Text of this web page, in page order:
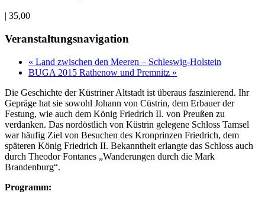
| 35,00
Veranstaltungsnavigation
« Land zwischen den Meeren – Schleswig-Holstein
BUGA 2015 Rathenow und Premnitz »
Die Geschichte der Küstriner Altstadt ist überaus faszinierend. Ihr
Gepräge hat sie sowohl Johann von Cüstrin, dem Erbauer der
Festung, wie auch dem König Friedrich II. von Preußen zu
verdanken. Das nordöstlich von Küstrin gelegene Schloss Tamsel
war häufig Ziel von Besuchen des Kronprinzen Friedrich, dem
späteren König Friedrich II. Bekanntheit erlangte das Schloss auch
durch Theodor Fontanes „Wanderungen durch die Mark
Brandenburg“.
Programm: